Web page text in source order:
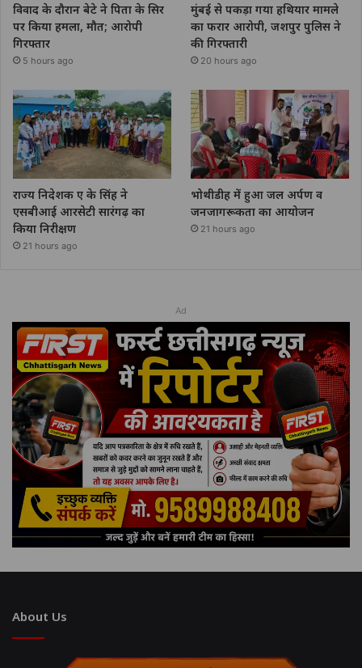
विवाद के दौरान बेटे ने पिता के सिर
पर किया हमला, मौत; आरोपी
गिरफ्तार
5 hours ago
मुंबई से पकड़ा गया हथियार मामले
का फरार आरोपी, जशपुर पुलिस ने
की गिरफ्तारी
20 hours ago
राज्य निदेशक ए के सिंह ने
एसबीआई आरसेटी सारंगढ़ का
किया निरीक्षण
21 hours ago
भोथीडीह में हुआ जल अर्पण व
जनजागरूकता का आयोजन
21 hours ago
Ad
About Us